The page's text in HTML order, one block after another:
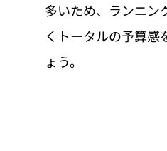
多いため、ランニン
くトータルの予算感
ょう。